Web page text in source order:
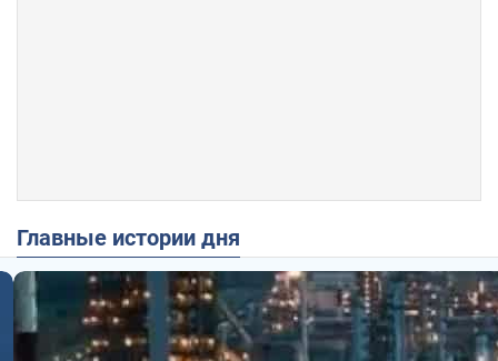
Главные истории дня